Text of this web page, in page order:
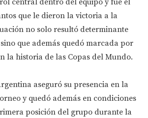
central dentro del equipo y fue el
que le dieron la victoria a la
no solo resultó determinante
que además quedó marcada por
la historia de las Copas del Mundo.
aseguró su presencia en la
y quedó además en condiciones
posición del grupo durante la